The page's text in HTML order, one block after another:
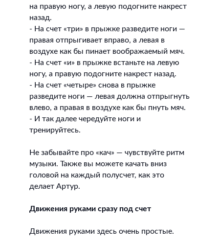
на правую ногу, а левую подогните накрест
назад.
- На счет «три» в прыжке разведите ноги —
правая отпрыгивает вправо, а левая в
воздухе как бы пинает воображаемый мяч.
- На счет «и» в прыжке встаньте на левую
ногу, а правую подогните накрест назад.
- На счет «четыре» снова в прыжке
разведите ноги — левая должна отпрыгнуть
влево, а правая в воздухе как бы пнуть мяч.
- И так далее чередуйте ноги и
тренируйтесь.
Не забывайте про «кач» — чувствуйте ритм
музыки. Также вы можете качать вниз
головой на каждый полусчет, как это
делает Артур.
Движения руками сразу под счет
Движения руками здесь очень простые.